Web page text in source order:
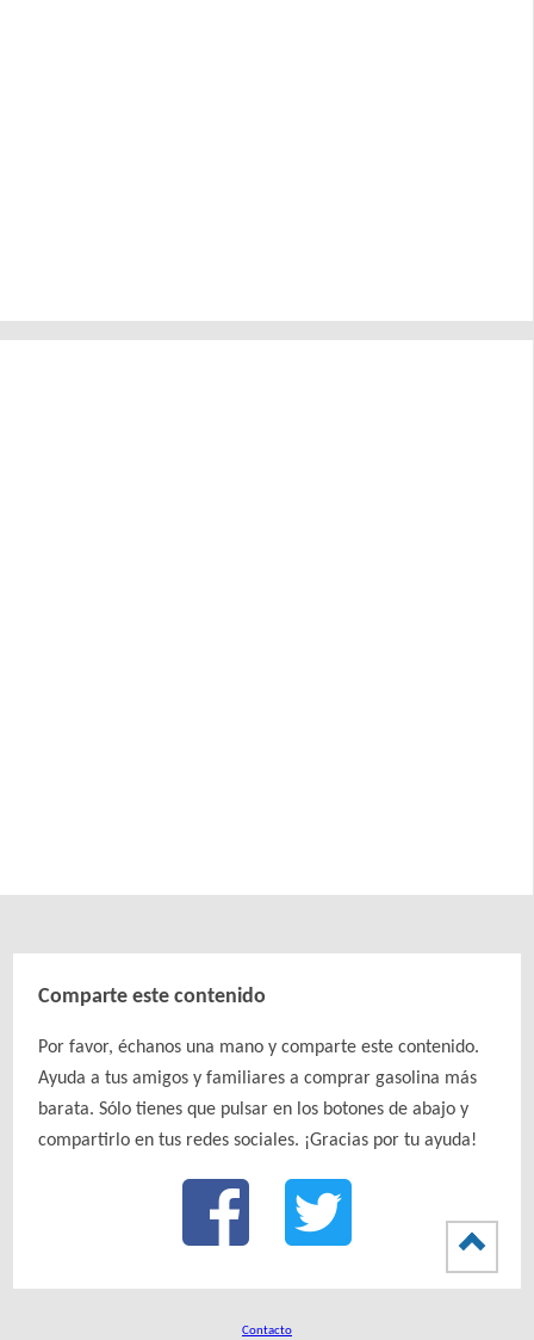
Comparte este contenido
Por favor, échanos una mano y comparte este contenido.
Ayuda a tus amigos y familiares a comprar gasolina más
barata. Sólo tienes que pulsar en los botones de abajo y
compartirlo en tus redes sociales. ¡Gracias por tu ayuda!
Contacto